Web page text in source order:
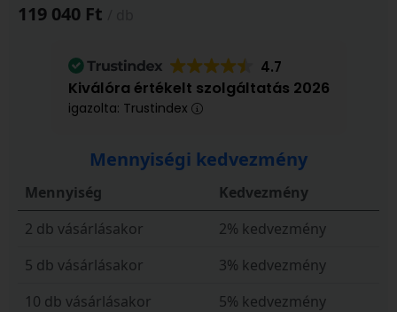
119 040 Ft
4.7
Kiválóra értékelt szolgáltatás 2026
igazolta: Trustindex
Mennyiségi kedvezmény
Mennyiség
Kedvezmény
2 db vásárlásakor
2% kedvezmény
5 db vásárlásakor
3% kedvezmény
10 db vásárlásakor
5% kedvezmény